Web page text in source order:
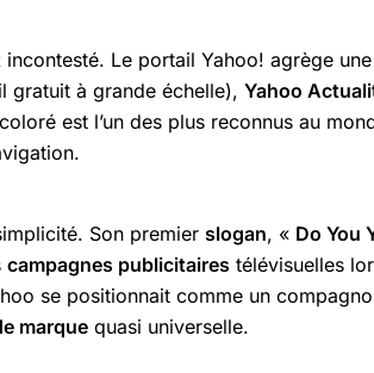
incontesté. Le portail Yahoo! agrège
gratuit à grande échelle), Yahoo
est l’un des plus reconnus au
Son premier slogan, « Do You
campagnes publicitaires télévisuelles
se positionnait comme un
marque quasi universelle.